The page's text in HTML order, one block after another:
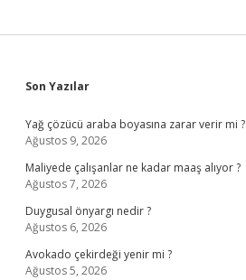
Sidebar
Son Yazılar
Yağ çözücü araba boyasına zarar verir mi ?
Ağustos 9, 2026
Maliyede çalışanlar ne kadar maaş alıyor ?
Ağustos 7, 2026
Duygusal önyargı nedir ?
Ağustos 6, 2026
Avokado çekirdeği yenir mi ?
Ağustos 5, 2026